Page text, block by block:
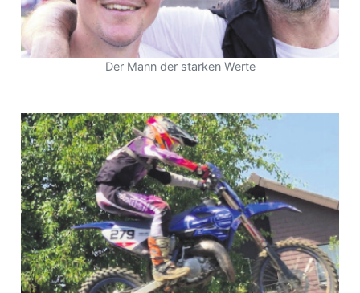
Der Mann der starken Werte